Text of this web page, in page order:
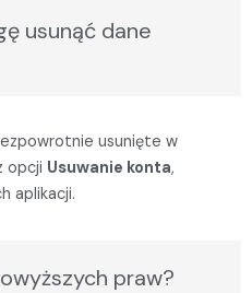
usunąć dane
usunięte w
opcji Usuwanie konta,
aplikacji.
praw?